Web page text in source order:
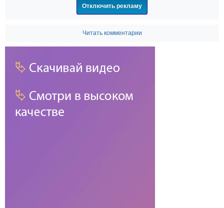
Отключить рекламу
Читать комментарии